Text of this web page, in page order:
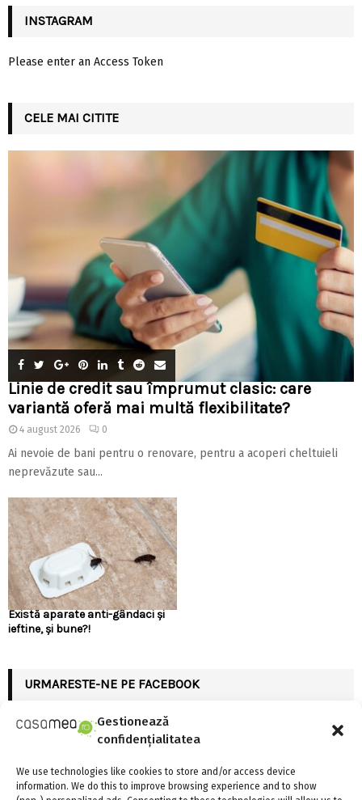
Gestionează
confidențialitatea
We use technologies like cookies to store and/or access device
information. We do this to improve browsing experience and to show
INSTAGRAM
Please enter an Access Token
CELE MAI CITITE
Linie de credit sau împrumut clasic: care
variantă oferă mai multă flexibilitate?
4 august 2026 0
Ai nevoie de bani pentru o renovare, pentru a acoperi cheltuieli
neprevăzute sau...
Există aparate anti-gândaci și
ieftine, și bune?!
URMARESTE-NE PE FACEBOOK
ARTICOLE RECENTE